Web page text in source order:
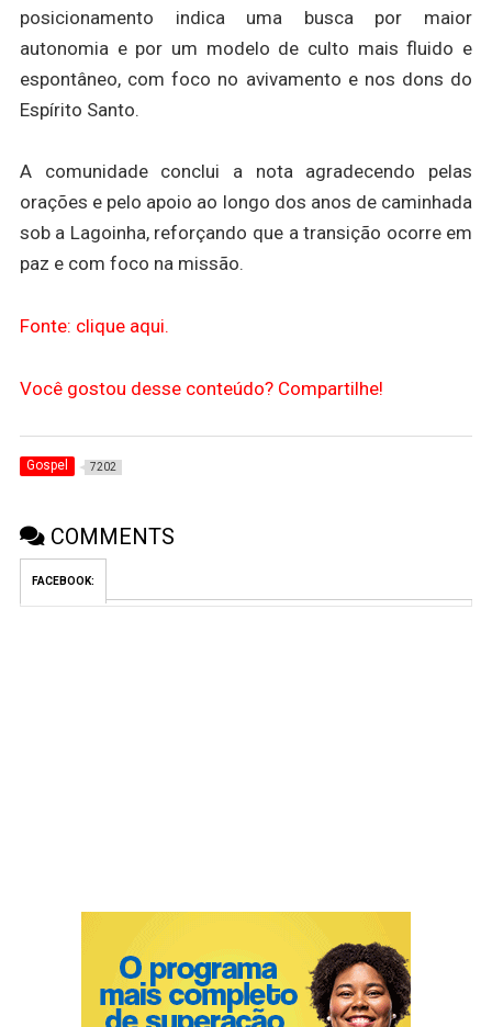
posicionamento indica uma busca por maior
autonomia e por um modelo de culto mais fluido e
espontâneo, com foco no avivamento e nos dons do
Espírito Santo.
A comunidade conclui a nota agradecendo pelas
orações e pelo apoio ao longo dos anos de caminhada
sob a Lagoinha, reforçando que a transição ocorre em
paz e com foco na missão.
Fonte: clique aqui.
Você gostou desse conteúdo? Compartilhe!
Gospel 7202
COMMENTS
FACEBOOK: